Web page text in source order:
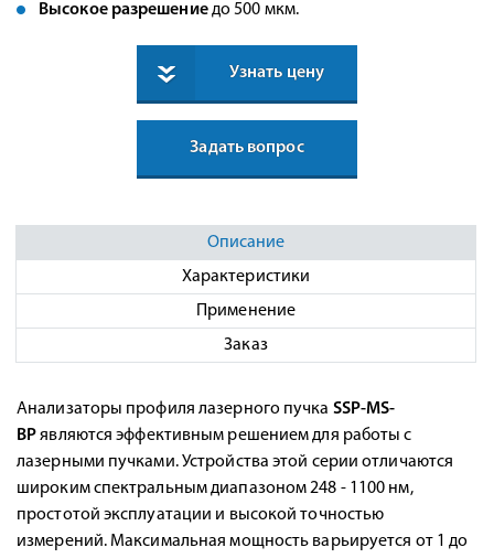
Высокое разрешениедо 500 мкм.
Узнать цену
Задать вопрос
Описание
Характеристики
Применение
Заказ
Анализаторы профиля лазерного пучка SSP-MS-
BPявляются эффективным решением для работы с
лазерными пучками. Устройства этой серии отличаются
широким спектральным диапазоном 248 - 1100 нм,
простотой эксплуатации и высокой точностью
измерений. Максимальная мощность варьируется от 1 до